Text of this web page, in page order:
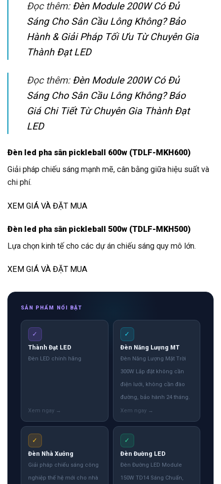
Đọc thêm: Đèn Module 200W Có Đủ
Sáng Cho Sân Cầu Lông Không? Bảo
Hành & Giải Pháp Tối Ưu Từ Chuyên Gia
Thành Đạt LED
Đọc thêm: Đèn Module 200W Có Đủ
Sáng Cho Sân Cầu Lông Không? Báo
Giá Chi Tiết Từ Chuyên Gia Thành Đạt
LED
Đèn led pha sân pickleball 600w (TDLF-MKH600)
Giải pháp chiếu sáng mạnh mẽ, cân bằng giữa hiệu suất và
chi phí.
XEM GIÁ VÀ ĐẶT MUA
Đèn led pha sân pickleball 500w (TDLF-MKH500)
Lựa chọn kinh tế cho các dự án chiếu sáng quy mô lớn.
XEM GIÁ VÀ ĐẶT MUA
SẢN PHẨM NỔI BẬT
✓
Thành Đạt LED
Đèn LED chính hãng
✓
Đèn Năng Lượng MT
Đèn Năng Lượng Mặt Trời
300W Lắp đặt không cần
điện lưới, không cần đào
đường, bảo hành 24 tháng.
✓
Đèn Nhà Xưởng
Giải pháp chiếu sáng công
nghiệp thế hệ mới cho nhà
✓
Đèn Đường LED
Đèn Đường LED Module
150W TD14 Sáng Chuẩn,